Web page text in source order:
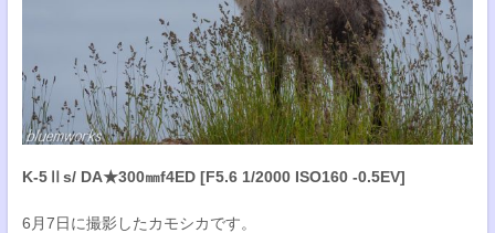
K-5Ⅱs/ DA★300㎜f4ED [F5.6 1/2000 ISO160 -0.5EV]
6月7日に撮影したカモシカです。